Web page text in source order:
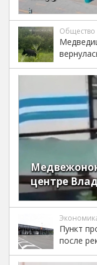
Общество
центре
Пункт
после